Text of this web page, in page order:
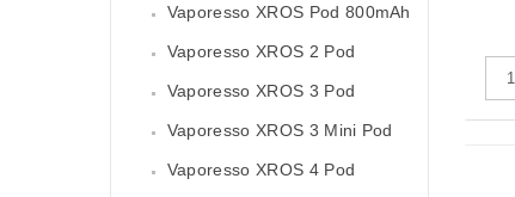
Vaporesso XROS Pod 800mAh
Vaporesso XROS 2 Pod
Vaporesso XROS 3 Pod
Vaporesso XROS 3 Mini Pod
Vaporesso XROS 4 Pod